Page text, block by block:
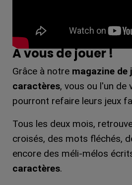
A vous de jouer !
Grâce à notre magazine de
caractères, vous ou l'un de
pourront refaire leurs jeux
Tous les deux mois,
croisés, des mots fléchés,
encore des méli-mélos
caractères.